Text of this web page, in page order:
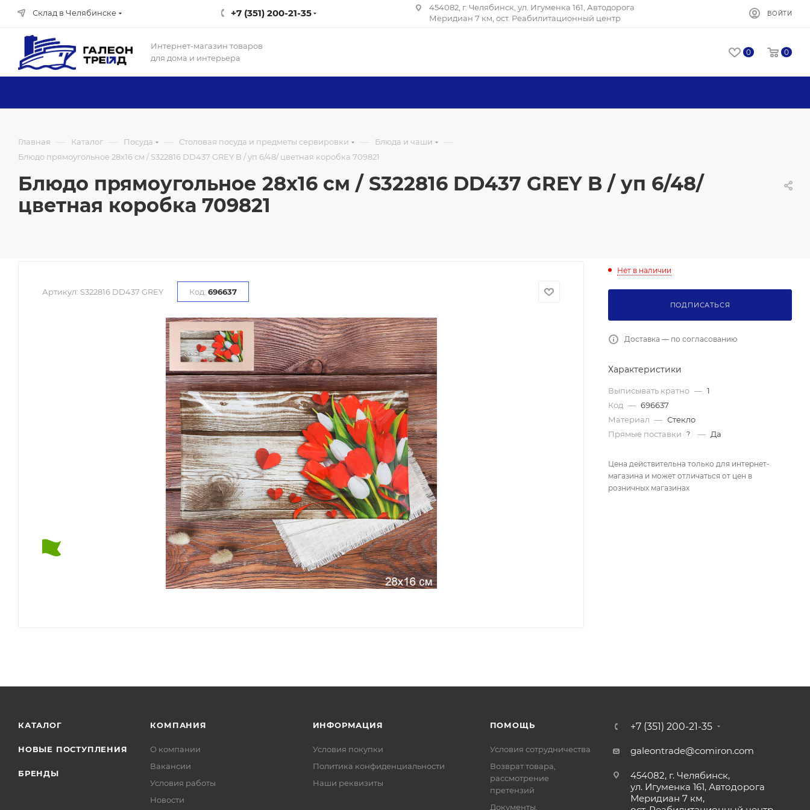
Склад в Челябинске +7 (351) 200-21-35
454082, г. Челябинск, ул. Игуменка 161, Автодорога
Меридиан 7 км, ост. Реабилитационный центр
ВОЙТИ
Интернет-магазин товаров
для дома и интерьера
0 0
Главная — Каталог — Посуда — Столовая посуда и предметы сервировки — Блюда и чаши —
Блюдо прямоугольное 28x16 см / S322816 DD437 GREY B / уп 6/48/ цветная коробка 709821
Блюдо прямоугольное 28x16 см / S322816 DD437 GREY B / уп 6/48/
цветная коробка 709821
Артикул: S322816 DD437 GREY Код: 696637
Нет в наличии
ПОДПИСАТЬСЯ
Доставка — по согласованию
Характеристики
Выписывать кратно — 1
Код — 696637
Материал — Стекло
Прямые поставки
? — Да
Цена действительна только для интернет-
магазина и может отличаться от цен в
розничных магазинах
КАТАЛОГ
НОВЫЕ ПОСТУПЛЕНИЯ
БРЕНДЫ
КОМПАНИЯ
О компании
Вакансии
Условия работы
Новости
ИНФОРМАЦИЯ
Условия покупки
Политика конфиденциальности
Наши реквизиты
ПОМОЩЬ
Условия сотрудничества
Возврат товара,
рассмотрение
претензий
Документы,
+7 (351) 200-21-35
galeontrade@comiron.com
454082, г. Челябинск,
ул. Игуменка 161, Автодорога
Меридиан 7 км,